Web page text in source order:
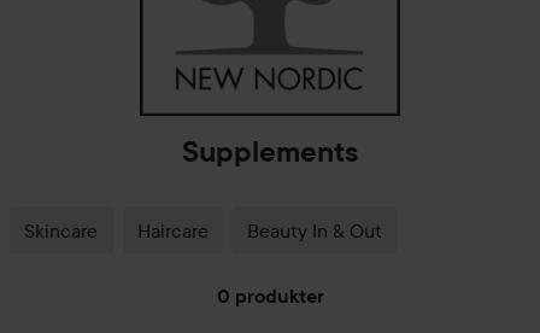
Supplements
Skincare Haircare Beauty In & Out
0 produkter